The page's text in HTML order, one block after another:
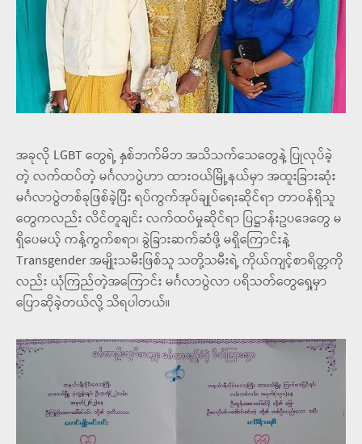
အခုလို LGBT တွေရဲ့ နှစ်ဘက်မိဘ အသိသက်သေတွေနဲ့ ပြုလုပ်ခဲ့
တဲ့ လက်ထပ်တဲ့ မင်္ဂလာပွဲဟာ ထားဝယ်မြို့နယ်မှာ အထူးခြားဆုံး
မင်္ဂလာပွဲတစ်ခုဖြစ်ခဲ့ပြီး ရပ်ကွက်အုပ်ချုပ်ရေးဆိုင်ရာ တာဝန်ရှိသူ
တွေကလည်း လိင်တူချင်း လက်ထပ်မှုဆိုင်ရာ ပြဋ္ဌာန်းဥပဒေတွေ မ
ရှိပေမယ့် ကန့်ကွက်စရာ၊ ခွဲခြားဆက်ဆံဖို့ မရှိကြောင်းနဲ့
Transgender အမျိုးသမီးဖြစ်သူ သတို့သမီးရဲ့ ကိုယ်ကျင့်စာရိတ္တကို
လည်း ယုံကြည်တဲ့အကြောင်း မင်္ဂလာပွဲလာ ပရိသတ်တွေရှေ့မှာ
ပြောဆိုခဲ့တယ်လို့ သိရပါတယ်။